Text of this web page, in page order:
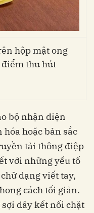
hộp mật ong
điểm thu hút
bộ nhận diện
hoặc bản sắc
tải thông điệp
với những yếu tố
dạng viết tay,
cách tối giản.
dây kết nối chặt